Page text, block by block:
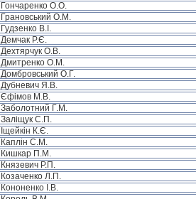
Гончаренко О.О.
Грановський О.М.
Гудзенко В.І.
Демчак Р.Є.
Дехтярчук О.В.
Дмитренко О.М.
Домбровський О.Г.
Дубневич Я.В.
Єфімов М.В.
Заболотний Г.М.
Заліщук С.П.
Іщейкін К.Є.
Каплін С.М.
Кишкар П.М.
Князевич Р.П.
Козаченко Л.П.
Кононенко І.В.